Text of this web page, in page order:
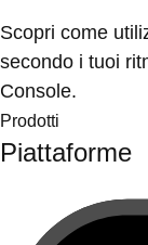
Scopri come
secondo i tuoi
Console.
Prodotti
Piattaforme